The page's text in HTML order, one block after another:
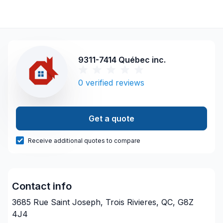
9311-7414 Québec inc.
0 verified reviews
Get a quote
Receive additional quotes to compare
Contact info
3685 Rue Saint Joseph, Trois Rivieres, QC, G8Z
4J4